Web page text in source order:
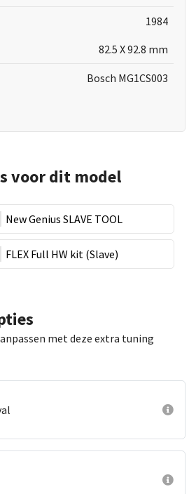
1984
82.5 X 92.8 mm
Bosch MG1CS003
voor dit model
New Genius SLAVE TOOL
FLEX Full HW kit (Slave)
met deze extra tuning